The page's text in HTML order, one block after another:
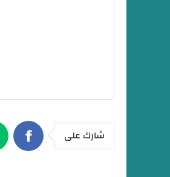
شارك على